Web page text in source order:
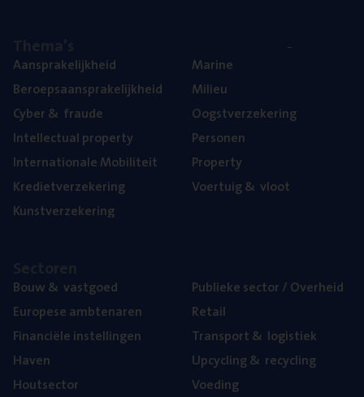
Aan­spra­ke­lijk­heid
Beroeps­aan­spra­ke­lijk­heid
Cyber& fraude
Intel­lec­tu­al property
Inter­na­ti­o­na­le Mobiliteit
Kre­diet­ver­ze­ke­ring
Kunst­ver­ze­ke­ring
Mari­ne
Mili­eu
Oogst­ver­ze­ke­ring
Per­so­nen
Pro­per­ty
Voer­tuig& vloot
Bouw& vastgoed
Euro­pe­se ambtenaren
Finan­ci­ë­le instellingen
Haven
Hout­sec­tor
Publie­ke sec­tor / Overheid
Retail
Trans­port& logistiek
Upcy­cling& recycling
Voe­ding